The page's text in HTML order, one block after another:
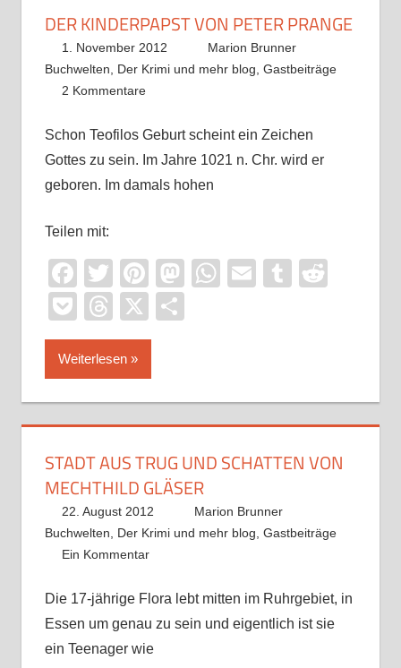
DER KINDERPAPST VON PETER PRANGE
1. November 2012
Marion Brunner
Buchwelten, Der Krimi und mehr blog, Gastbeiträge
2 Kommentare
Schon Teofilos Geburt scheint ein Zeichen
Gottes zu sein. Im Jahre 1021 n. Chr. wird er
geboren. Im damals hohen
Teilen mit:
Facebook
TwitterPinterest
Mastodon
WhatsApp
EmailTumblr
PocketThreads
X
Weiterlesen
STADT AUS TRUG UND SCHATTEN VON
MECHTHILD GLÄSER
22. August 2012
Marion Brunner
Buchwelten
Der Krimi und mehr blog Gastbeiträge
Ein Kommentar
Die 17-jährige Flora lebt mitten im Ruhrgebiet, in
Essen um genau zu sein und eigentlich ist sie
ein Teenager wie